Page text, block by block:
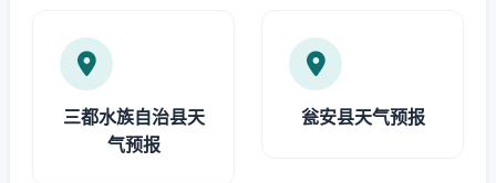
三都水族自治县天
气预报
瓮安县天气预报